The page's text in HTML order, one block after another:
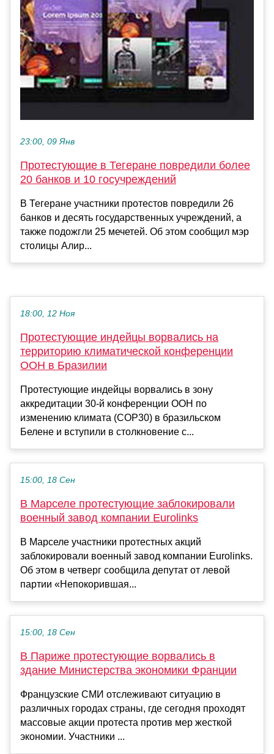
23:00, 09 Янв
Протестующие в Тегеране повредили более
20 банков и 10 госучреждений
В Тегеране участники протестов повредили 26
банков и десять государственных учреждений, а
также подожгли 25 мечетей. Об этом сообщил мэр
столицы Алир...
18:00, 12 Ноя
Протестующие индейцы ворвались на
территорию климатической конференции
ООН в Бразилии
Протестующие индейцы ворвались в зону
аккредитации 30-й конференции ООН по
изменению климата (СОР30) в бразильском
Белене и вступили в столкновение с...
15:00, 18 Сен
В Марселе протестующие заблокировали
военный завод компании Eurolinks
В Марселе участники протестных акций
заблокировали военный завод компании Eurolinks.
Об этом в четверг сообщила депутат от левой
партии «Непокорившая...
15:00, 18 Сен
В Париже протестующие ворвались в
здание Министерства экономики Франции
Французские СМИ отслеживают ситуацию в
различных городах страны, где сегодня проходят
массовые акции протеста против мер жесткой
экономии. Участники ...